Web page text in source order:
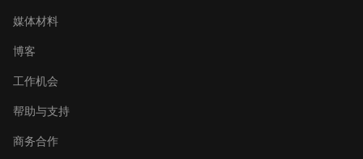
媒体材料
博客
工作机会
帮助与支持
商务合作